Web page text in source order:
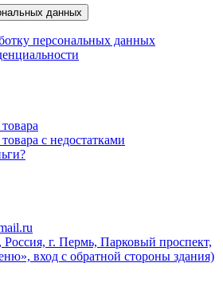
данных
персональных данных
с недостатками
Россия, г. Пермь, Парковый проспект,
вход с обратной стороны здания)